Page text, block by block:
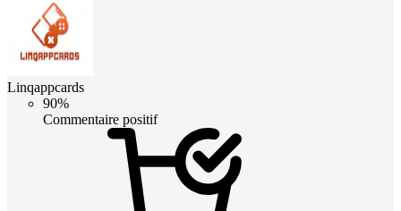
Linqappcards
90%
Commentaire positif